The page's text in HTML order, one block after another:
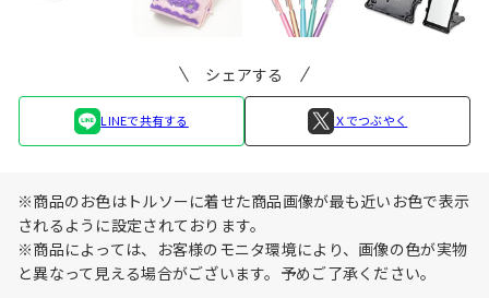
シェアする
LINEで共有する Ｘでつぶやく
※商品のお色はトルソーに着せた商品画像が最も近いお色で表示
されるように設定されております。
※商品によっては、お客様のモニタ環境により、画像の色が実物
と異なって見える場合がございます。予めご了承ください。